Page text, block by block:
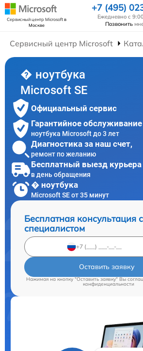
Сервисный центр Microsoftв
Москве
+7 (495)
Ежедневно с
Позвонить
Сервисный центр Microsoft
� ноутбука
Microsoft SE
Официальный сервис
Гарантийное обслуживание
ноутбука Microsoft до 3 лет
Диагностика за наш счет,
ремонт по желанию
Бесплатный выезд курьера
в день обращения
� ноутбука
Microsoft SE от 35 минут
Бесплатная консультация
специалистом
Оставить заявку
Нажимая на кнопку "Оставить заявку" Вы
конфиденциальности